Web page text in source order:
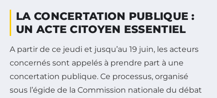
LA CONCERTATION PUBLIQUE :
UN ACTE CITOYEN ESSENTIEL
A partir de ce jeudi et jusqu’au 19 juin, les acteurs
concernés sont appelés à prendre part à une
concertation publique. Ce processus, organisé
sous l’égide de la Commission nationale du débat